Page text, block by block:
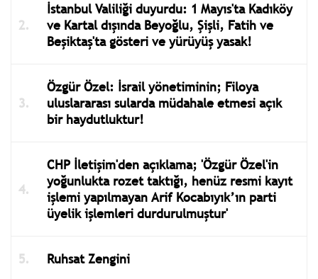
İstanbul Valiliği duyurdu: 1 Mayıs'ta Kadıköy
ve Kartal dışında Beyoğlu, Şişli, Fatih ve
Beşiktaş'ta gösteri ve yürüyüş yasak!
Özgür Özel: İsrail yönetiminin; Filoya
uluslararası sularda müdahale etmesi açık
bir haydutluktur!
CHP İletişim'den açıklama; 'Özgür Özel'in
yoğunlukta rozet taktığı, henüz resmi kayıt
işlemi yapılmayan Arif Kocabıyık’ın parti
üyelik işlemleri durdurulmuştur'
Ruhsat Zengini